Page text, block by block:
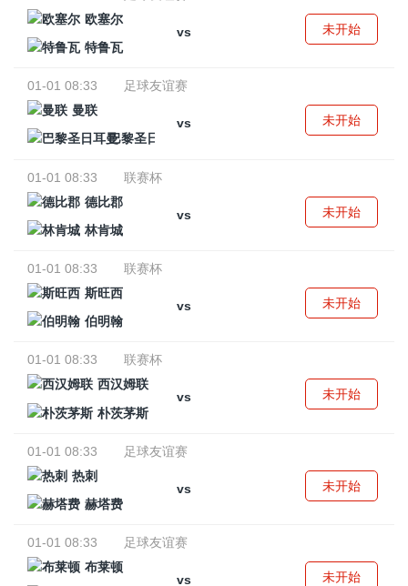
欧塞尔
vs
特鲁瓦
未开始
01-01 08:33
足球友谊赛
曼联
vs
巴黎圣日耳曼
未开始
01-01 08:33
联赛杯
德比郡
vs
林肯城
未开始
01-01 08:33
联赛杯
斯旺西
vs
伯明翰
未开始
01-01 08:33
联赛杯
西汉姆联
vs
朴茨茅斯
未开始
01-01 08:33
足球友谊赛
热刺
vs
赫塔费
未开始
01-01 08:33
足球友谊赛
布莱顿
vs
未开始